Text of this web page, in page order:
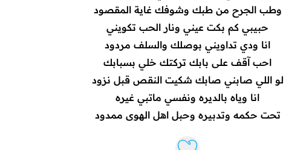
وطب الجرح من طبك وشوفك غاية المقصود
حبيبي كم بكت عيني ونار الحب تكويني
انا ودي تداويني بوصلك والسلف مردود
احب آقف على بابك تركتك خلي بسبابك
لو اللي صابني صابك شكيت النقص قبل نزود
انا وياه بالديره ونفسي ماتبي غيره
تحت حكمه وتدبيره وحبل اهل الهوى ممدود
Like lyrics